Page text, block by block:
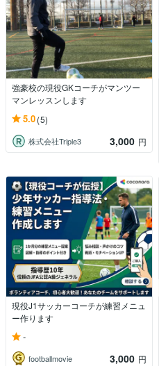
強豪校の現役GKコーチがマンツー
マンレッスンします
5.0(5)
株式会社Triple3 3,000 円
現役J1サッカーコーチが練習メニュ
ー作ります
-
footballmovie 3,000 円